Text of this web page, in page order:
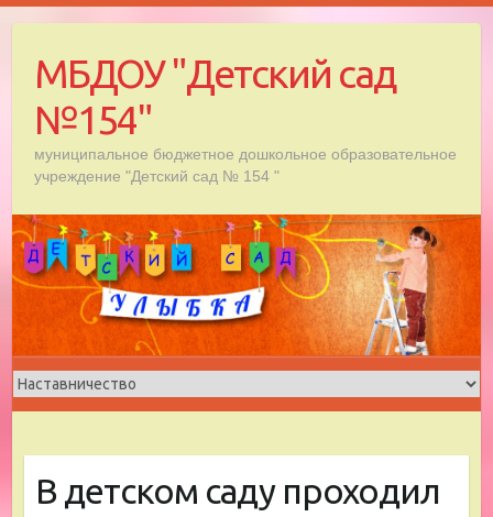
contentМБДОУ "Детский сад
№154"
муниципальное бюджетное дошкольное образовательное
учреждение "Детский сад № 154 "
В детском саду проходил